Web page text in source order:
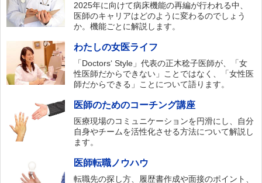
2025年に向けて病床機能の再編が行われる中、
医師のキャリアはどのように変わるのでしょう
か。機能ごとに解説します。
わたしの女医ライフ
「Doctors‘ Style」代表の正木稔子医師が、「女
性医師だからできない」ことではなく、「女性医
師だからできる」ことについて語ります。
医師のためのコーチング講座
医療現場のコミュニケーションを円滑にし、自分
自身やチームを活性化させる方法について解説し
ます。
医師転職ノウハウ
転職先の探し方、履歴書作成や面接のポイント、